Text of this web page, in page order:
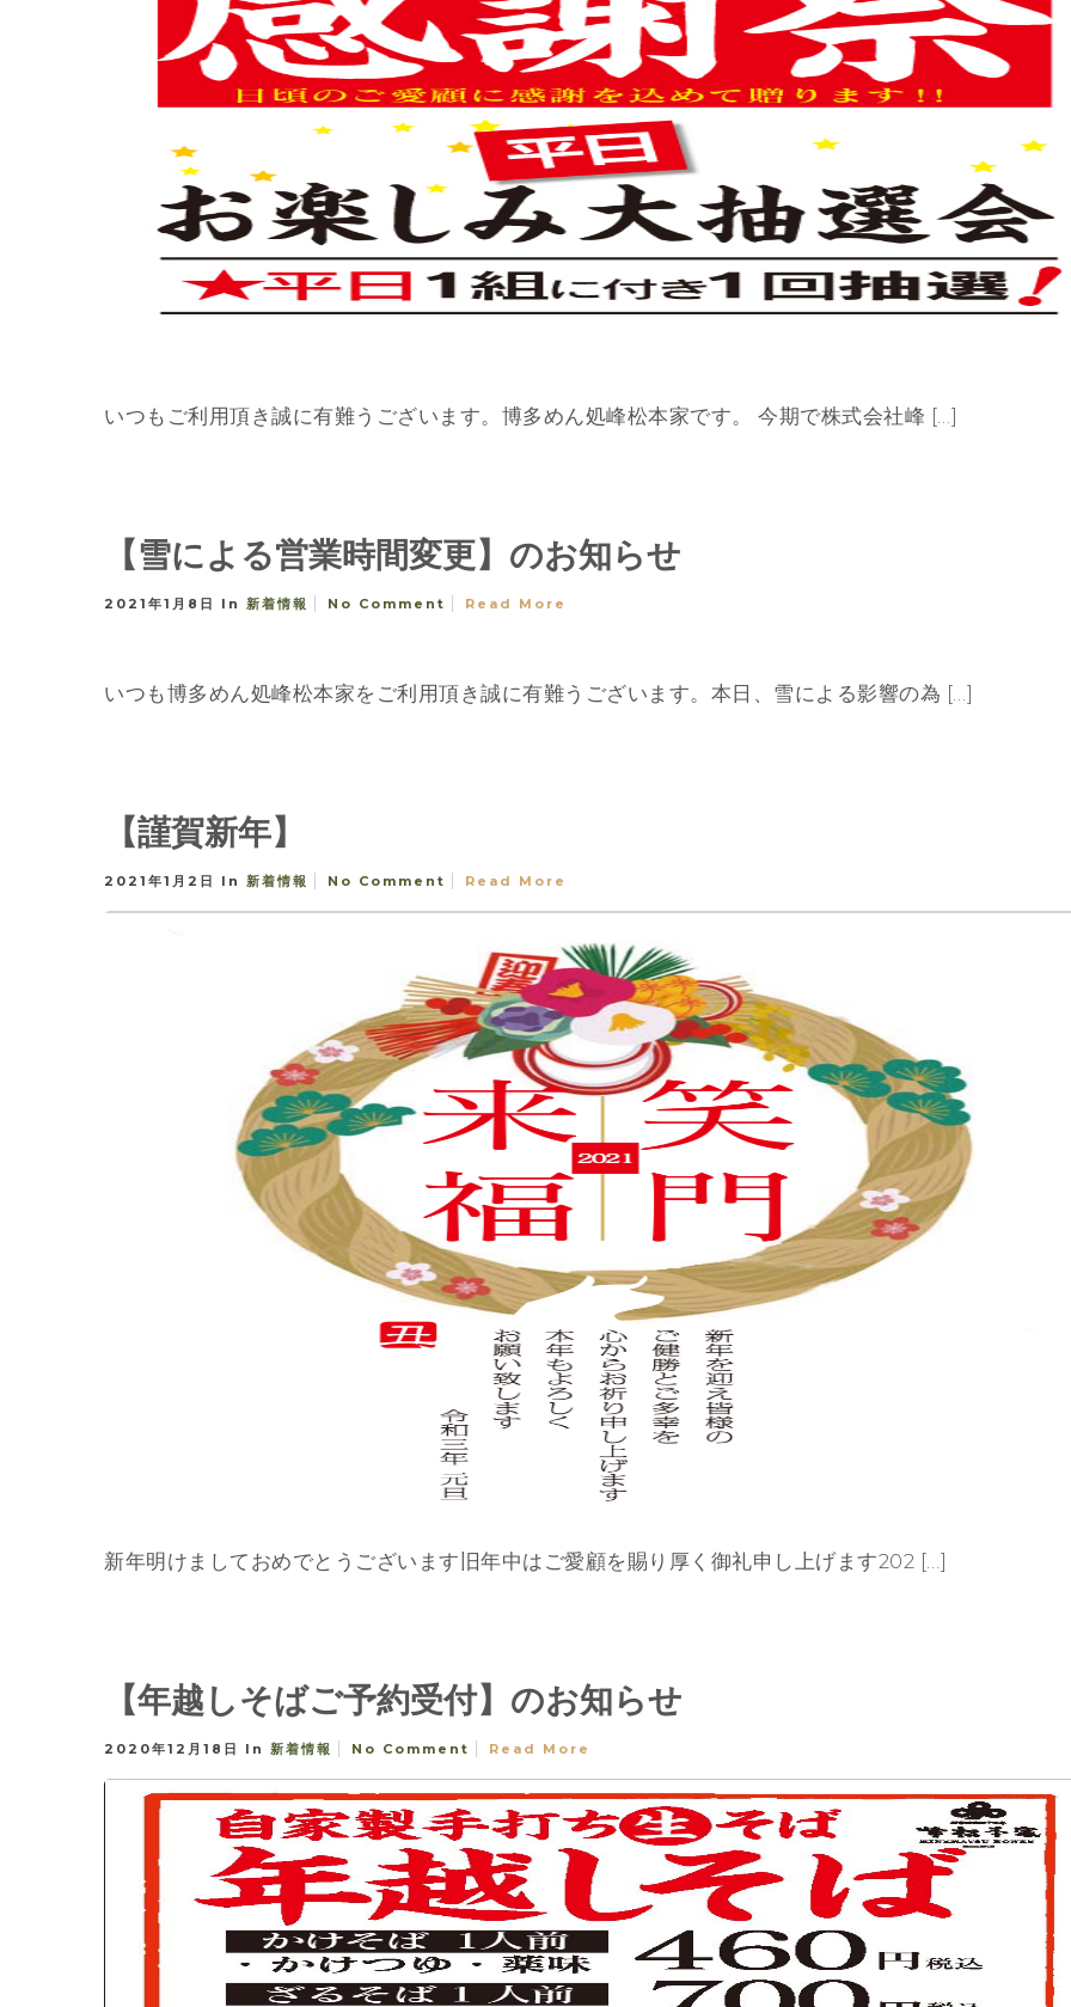
いつもご利用頂き誠に有難うございます。博多めん処峰松本家です。 今期で株式会社峰 […]
【雪による営業時間変更】のお知らせ
2021年1月8日 In 新着情報 No Comment Read More
いつも博多めん処峰松本家をご利用頂き誠に有難うございます。本日、雪による影響の為 […]
【謹賀新年】
2021年1月2日 In 新着情報 No Comment Read More
新年明けましておめでとうございます旧年中はご愛顧を賜り厚く御礼申し上げます202 […]
【年越しそばご予約受付】のお知らせ
2020年12月18日 In 新着情報 No Comment Read More